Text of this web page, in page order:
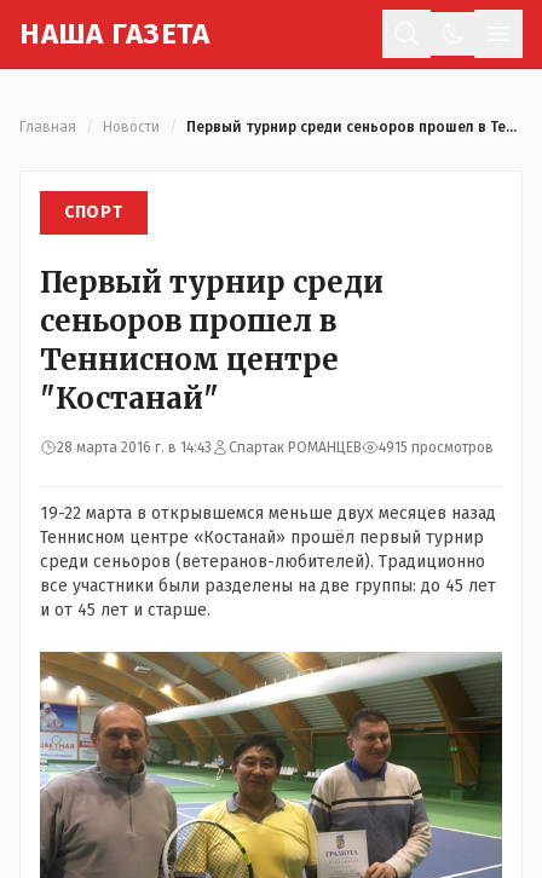
НАША ГАЗЕТА
Главная Новости Первый турнир среди сеньоров прошел в Теннисном центре "Костанай"
СПОРТ
Первый турнир среди
сеньоров прошел в
Теннисном центре
"Костанай"
28 марта 2016 г. в 14:43 Спартак РОМАНЦЕВ 4915 просмотров
19-22 марта в открывшемся меньше двух месяцев назад
Теннисном центре «Костанай» прошёл первый турнир
среди сеньоров (ветеранов-любителей). Традиционно
все участники были разделены на две группы: до 45 лет
и от 45 лет и старше.